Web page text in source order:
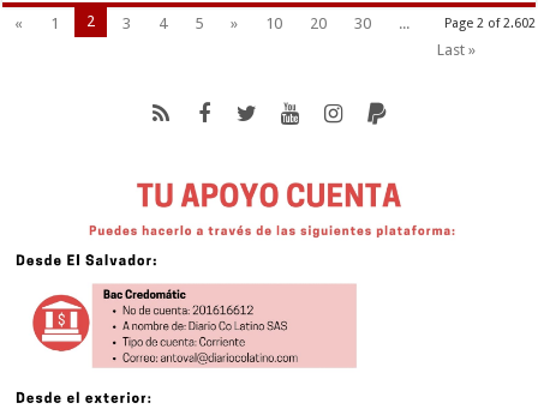
Page 2 of 2.602
« 1 2 3 4 5 » 10 20 30
...
Last »